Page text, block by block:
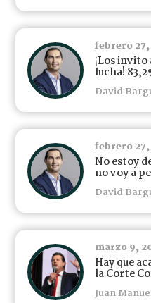
febrero 27,
¡Los invito
lucha!
David
febrero 27,
No estoy
no voy a
David
marzo 9,
Hay que
la Corte
Juan